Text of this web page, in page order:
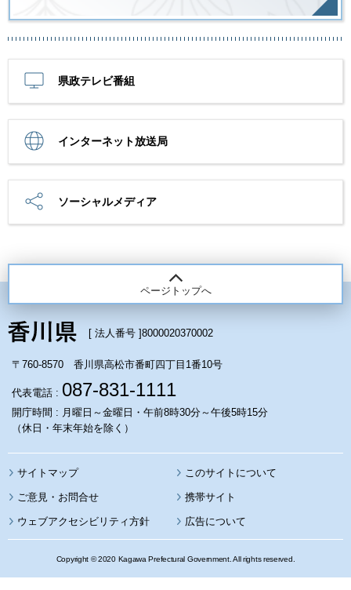
県政テレビ番組
インターネット放送局
ソーシャルメディア
ページトップへ
[ 法人番号 ]8000020370002
〒760-8570 香川県高松市番町四丁目1番10号
代表電話 : 087-831-1111
開庁時間 : 月曜日～金曜日・午前8時30分～午後5時15分
（休日・年末年始を除く）
サイトマップ このサイトについて
携帯サイト
ウェブアクセシビリティ方針 広告について
Copyright © 2020 Kagawa Prefectural Government. All rights reserved.